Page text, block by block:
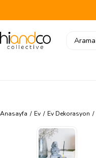
Anasayfa Ev Ev Dekorasyon